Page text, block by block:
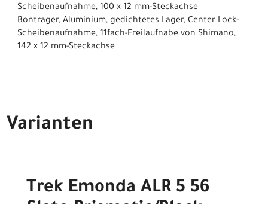
Scheibenaufnahme, 100 x 12 mm-Steckachse
Bontrager, Aluminium, gedichtetes Lager, Center Lock-
Scheibenaufnahme, 11fach-Freilaufnabe von Shimano,
142 x 12 mm-Steckachse
Varianten
Trek Emonda ALR 5 56